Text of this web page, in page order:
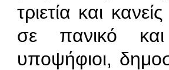
τριετία και
σε πανικό και
υποψήφιοι,